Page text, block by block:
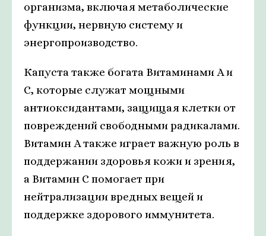
организма, включая метаболические
функции, нервную систему и
энергопроизводство.
Капуста также богата Витаминами A и
С, которые служат мощными
антиоксидантами, защищая клетки от
повреждений свободными радикалами.
Витамин A также играет важную роль в
поддержании здоровья кожи и зрения,
а Витамин С помогает при
нейтрализации вредных вещей и
поддержке здорового иммунитета.